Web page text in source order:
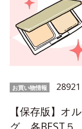
お買い物情報
【保存版】オ